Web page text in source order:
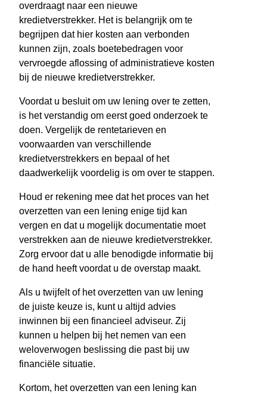
overdraagt naar een nieuwe
kredietverstrekker. Het is belangrijk om te
begrijpen dat hier kosten aan verbonden
kunnen zijn, zoals boetebedragen voor
vervroegde aflossing of administratieve kosten
bij de nieuwe kredietverstrekker.
Voordat u besluit om uw lening over te zetten,
is het verstandig om eerst goed onderzoek te
doen. Vergelijk de rentetarieven en
voorwaarden van verschillende
kredietverstrekkers en bepaal of het
daadwerkelijk voordelig is om over te stappen.
Houd er rekening mee dat het proces van het
overzetten van een lening enige tijd kan
vergen en dat u mogelijk documentatie moet
verstrekken aan de nieuwe kredietverstrekker.
Zorg ervoor dat u alle benodigde informatie bij
de hand heeft voordat u de overstap maakt.
Als u twijfelt of het overzetten van uw lening
de juiste keuze is, kunt u altijd advies
inwinnen bij een financieel adviseur. Zij
kunnen u helpen bij het nemen van een
weloverwogen beslissing die past bij uw
financiële situatie.
Kortom, het overzetten van een lening kan